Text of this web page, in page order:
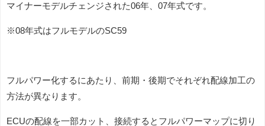
マイナーモデルチェンジされた06年、07年式です。
※08年式はフルモデルのSC59
フルパワー化するにあたり、前期・後期でそれぞれ配線加工の
方法が異なります。
ECUの配線を一部カット、接続するとフルパワーマップに切り